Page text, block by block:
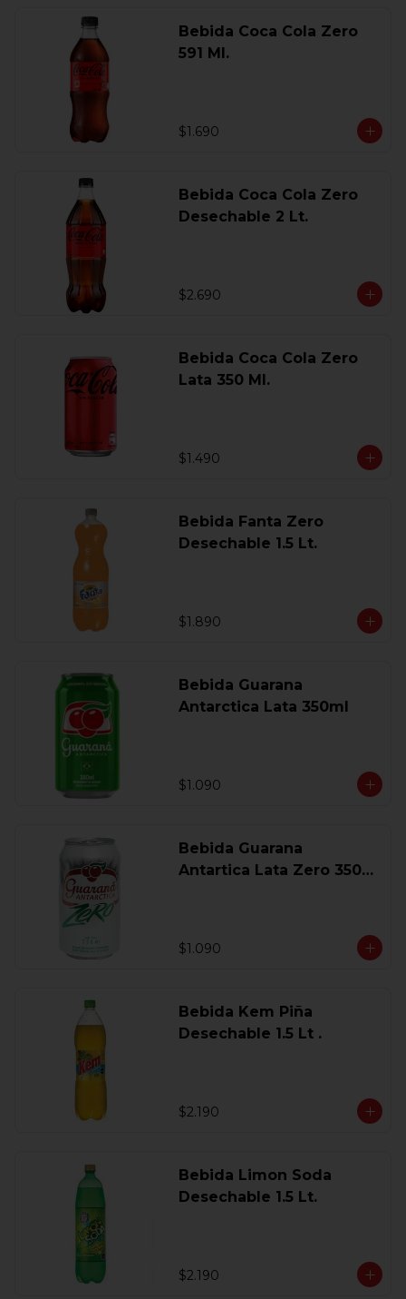
Bebida Coca Cola Zero
591 Ml.
$1.690
Bebida Coca Cola Zero
Desechable 2 Lt.
$2.690
Bebida Coca Cola Zero
Lata 350 Ml.
$1.490
Bebida Fanta Zero
Desechable 1.5 Lt.
$1.890
Bebida Guarana
Antarctica Lata 350ml
$1.090
Bebida Guarana
Antartica Lata Zero 350
$1.090
Bebida Kem Piña
Desechable 1.5 Lt .
$2.190
Bebida Limon Soda
Desechable 1.5 Lt.
$2.190